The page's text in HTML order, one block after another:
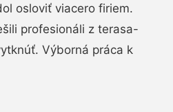
osloviť viacero firiem.
profesionáli z terasa-
Výborná práca k